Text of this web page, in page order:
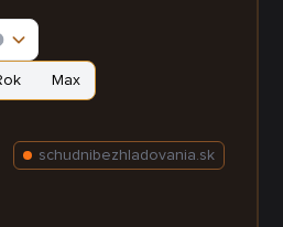
Max
schudnibezhladovania.sk